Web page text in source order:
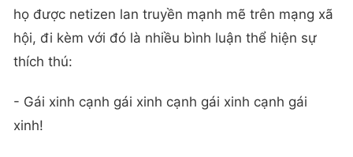
họ được netizen lan truyền mạnh mẽ trên mạng xã
hội, đi kèm với đó là nhiều bình luận thể hiện sự
thích thú:
- Gái xinh cạnh gái xinh cạnh gái xinh cạnh gái
xinh!